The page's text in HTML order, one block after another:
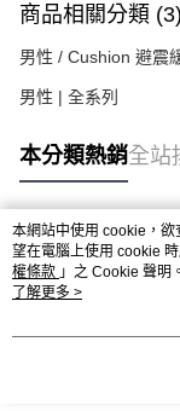
商品相關分類 (3)
男性 / Cushion 避震
男性 | 全系列
本分類熱銷全站
熱門標籤
本網站中使用 cookie，
望在電腦上使用 cookie
權條款 」之 Cookie 聲明
用條款之 Cookie 聲明使
了解更多 >